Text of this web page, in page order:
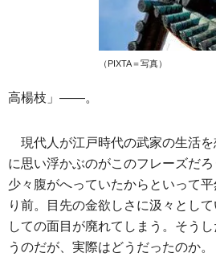
（PIXTA＝写真）
高楊枝」――。
現代人が江戸時代の武家の生活
に思い浮かぶのがこのフレーズだろ
少々腹がへっていたからといって
り前。目先の金欲しさに汲々とし
しての面目が廃れてしまう。そう
うのだが、実際はどうだったのか。